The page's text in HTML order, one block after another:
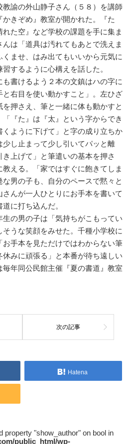
教諭の外山静子さん（５８）を講師
きぞめ』教室が開かれた。『た
た空』など学校の課題を手に集ま
は「道具は汚れてもあとで洗えま
ませ、はみ出てもいいから元気に
するように心構えを話した。
書けるよう２本の文鎮はハの字に
右目を使い動かすこと」。左ひざ
押さえ、筆と一緒に体も動かすと
『た』は『太』という字からでき
ように下げて」と字の成り立ちか
少し止まって少し引いてパッと離
上げて」と筆遣いの基本を押さ
える。「家ではすぐに飽きてしま
男の子も、自分のペースで黙々と
んが一人ひとりにお手本を書いて
に打ち込んだ。
の男の子は「気持ちがこもってい
うな笑顔をみせた。千種小学校に
手本を見ただけではわからない筆
みに頑張る」と本番が待ち遠しい
年同公民館主催『夏の書道』教室
次の記事
Hatena
property "show_author" on bool in
public_html/wp-